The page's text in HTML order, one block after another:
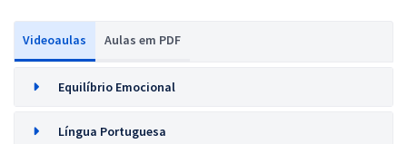
Videoaulas Aulas em PDF
Equilíbrio Emocional
Língua Portuguesa